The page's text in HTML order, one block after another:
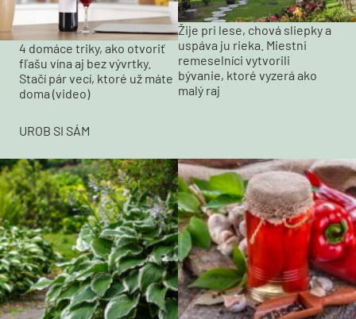
4 domáce triky, ako otvoriť
fľašu vína aj bez vývrtky.
Stačí pár vecí, ktoré už máte
doma (video)
Žije pri lese, chová sliepky a
uspáva ju rieka. Miestni
remeselníci vytvorili
bývanie, ktoré vyzerá ako
malý raj
UROB SI SÁM